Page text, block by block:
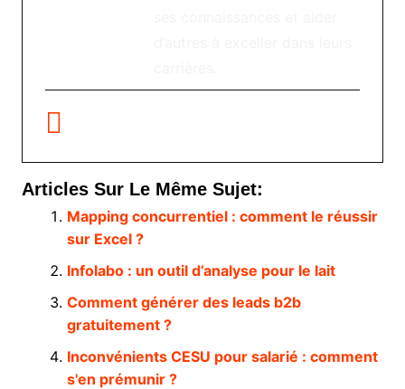
Articles Sur Le Même Sujet:
Mapping concurrentiel : comment le réussir
sur Excel ?
Infolabo : un outil d’analyse pour le lait
Comment générer des leads b2b
gratuitement ?
Inconvénients CESU pour salarié : comment
s'en prémunir ?